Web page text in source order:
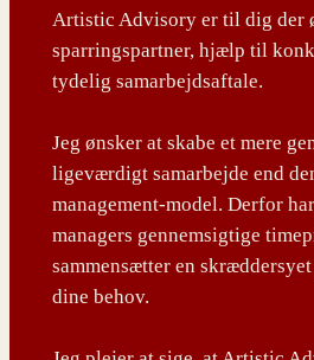
Artistic Advisory er til dig der
sparringspartner, hjælp til
tydelig samarbejdsaftale.
Jeg ønsker at skabe et mere
ligeværdigt samarbejde end
management-model. Derfor
managers gennemsigtige
sammensætter en
dine behov.